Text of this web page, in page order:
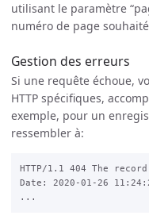
utilisant le paramètre
numéro de page
Gestion des erreurs
Si une requête échoue,
HTTP spécifiques,
exemple, pour un
ressembler à:
HTTP/1.1 404 The
Date: 2020-01-26